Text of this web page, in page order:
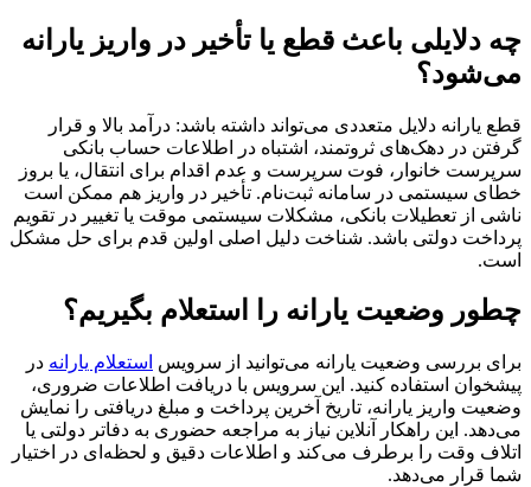
چه دلایلی باعث قطع یا تأخیر در واریز یارانه
می‌شود؟
قطع یارانه دلایل متعددی می‌تواند داشته باشد: درآمد بالا و قرار
گرفتن در دهک‌های ثروتمند، اشتباه در اطلاعات حساب بانکی
سرپرست خانوار، فوت سرپرست و عدم اقدام برای انتقال، یا بروز
خطای سیستمی در سامانه ثبت‌نام. تأخیر در واریز هم ممکن است
ناشی از تعطیلات بانکی، مشکلات سیستمی موقت یا تغییر در تقویم
پرداخت دولتی باشد. شناخت دلیل اصلی اولین قدم برای حل مشکل
است.
چطور وضعیت یارانه را استعلام بگیریم؟
برای بررسی وضعیت یارانه می‌توانید از سرویس استعلام یارانه در
پیشخوان استفاده کنید. این سرویس با دریافت اطلاعات ضروری،
وضعیت واریز یارانه، تاریخ آخرین پرداخت و مبلغ دریافتی را نمایش
می‌دهد. این راهکار آنلاین نیاز به مراجعه حضوری به دفاتر دولتی یا
اتلاف وقت را برطرف می‌کند و اطلاعات دقیق و لحظه‌ای در اختیار
شما قرار می‌دهد.